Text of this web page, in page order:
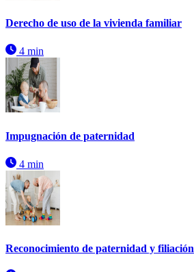
Derecho de uso de la vivienda familiar
4 min
Impugnación de paternidad
4 min
Reconocimiento de paternidad y filiación